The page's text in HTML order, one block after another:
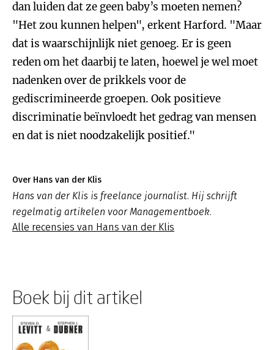
dan luiden dat ze geen baby’s moeten nemen?
"Het zou kunnen helpen", erkent Harford. "Maar
dat is waarschijnlijk niet genoeg. Er is geen
reden om het daarbij te laten, hoewel je wel moet
nadenken over de prikkels voor de
gediscrimineerde groepen. Ook positieve
discriminatie beïnvloedt het gedrag van mensen
en dat is niet noodzakelijk positief."
Over Hans van der Klis
Hans van der Klis is freelance journalist. Hij schrijft
regelmatig artikelen voor Managementboek.
Alle recensies van Hans van der Klis
Boek bij dit artikel